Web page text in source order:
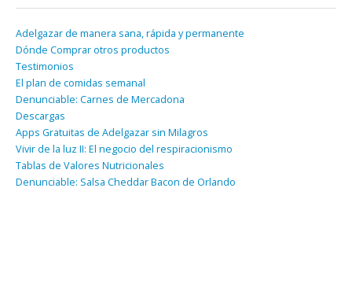
Adelgazar de manera sana, rápida y permanente
Dónde Comprar otros productos
Testimonios
El plan de comidas semanal
Denunciable: Carnes de Mercadona
Descargas
Apps Gratuitas de Adelgazar sin Milagros
Vivir de la luz II: El negocio del respiracionismo
Tablas de Valores Nutricionales
Denunciable: Salsa Cheddar Bacon de Orlando